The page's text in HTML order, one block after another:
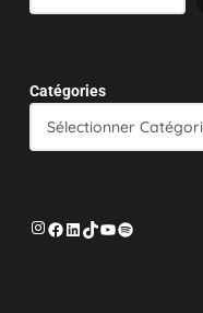
Catégories